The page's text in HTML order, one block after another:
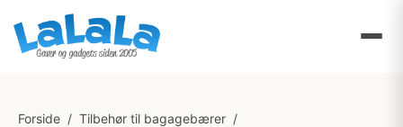
Forside / Tilbehør til bagagebærer /